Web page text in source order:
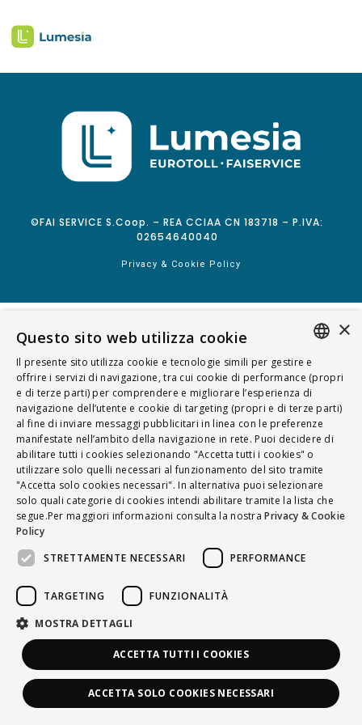
©FAI SERVICE S.Coop. – REA CCIAA CN 183718 – P.IVA:
02654640040
Privacy & Cookie Policy
ITALIAN
ENGLISH
FRENCH
HUNGARIAN
DEUTSCH
POLSKI
PORTUGUÊS
×
Questo sito web utilizza cookie
Il presente sito utilizza cookie e tecnologie simili per gestire e
offrire i servizi di navigazione, tra cui cookie di performance (propri
e di terze parti) per comprendere e migliorare l’esperienza di
navigazione dell’utente e cookie di targeting (propri e di terze parti)
al fine di inviare messaggi pubblicitari in linea con le preferenze
manifestate nell’ambito della navigazione in rete. Puoi decidere di
abilitare tutti i cookies selezionando "Accetta tutti i cookies" o
utilizzare solo quelli necessari al funzionamento del sito tramite
"Accetta solo cookies necessari". In alternativa puoi selezionare
solo quali categorie di cookies intendi abilitare tramite la lista che
segue.Per maggiori informazioni consulta la nostra Privacy & Cookie
Policy
STRETTAMENTE NECESSARI
PERFORMANCE
TARGETING FUNZIONALITÀ
MOSTRA DETTAGLI
ACCETTA TUTTI I COOKIES
ACCETTA SOLO COOKIES NECESSARI